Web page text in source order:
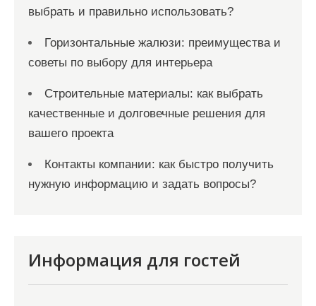
выбрать и правильно использовать?
Горизонтальные жалюзи: преимущества и
советы по выбору для интерьера
Строительные материалы: как выбрать
качественные и долговечные решения для
вашего проекта
Контакты компании: как быстро получить
нужную информацию и задать вопросы?
Информация для гостей